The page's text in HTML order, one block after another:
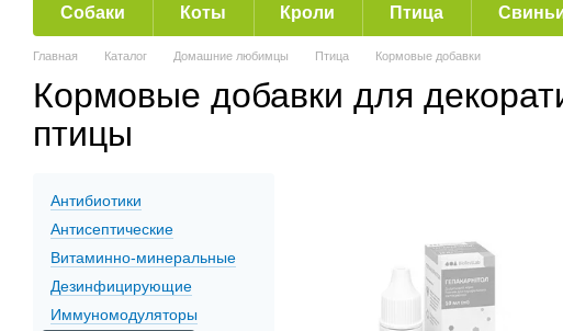
Собаки Коты Кроли Птица
Главная Каталог Домашние любимцы Птица Кормовые добавки
Кормовые добавки для
птицы
Антибиотики
Антисептические
Витаминно-минеральные
Дезинфицирующие
Иммуномодуляторы